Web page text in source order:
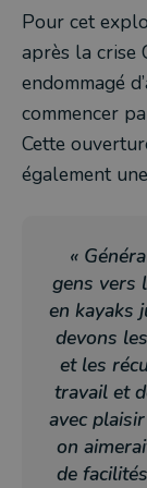
Pour cet
après la crise
endommagé
commencer
Cette
également
«
gens vers
en kayaks
devons
et les
travail et
avec
on
de